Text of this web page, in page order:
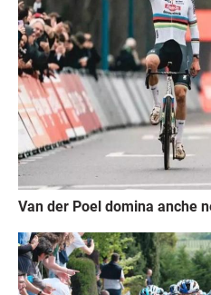
Van der Poel domina anche
Immagine